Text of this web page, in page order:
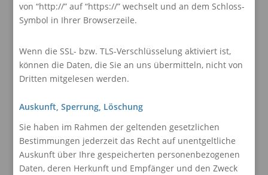
von “http://” auf “https://” wechselt und an dem Schloss-
Symbol in Ihrer Browserzeile.
Wenn die SSL- bzw. TLS-Verschlüsselung aktiviert ist,
können die Daten, die Sie an uns übermitteln, nicht von
Dritten mitgelesen werden.
Auskunft, Sperrung, Löschung
Sie haben im Rahmen der geltenden gesetzlichen
Bestimmungen jederzeit das Recht auf unentgeltliche
Auskunft über Ihre gespeicherten personenbezogenen
Daten, deren Herkunft und Empfänger und den Zweck